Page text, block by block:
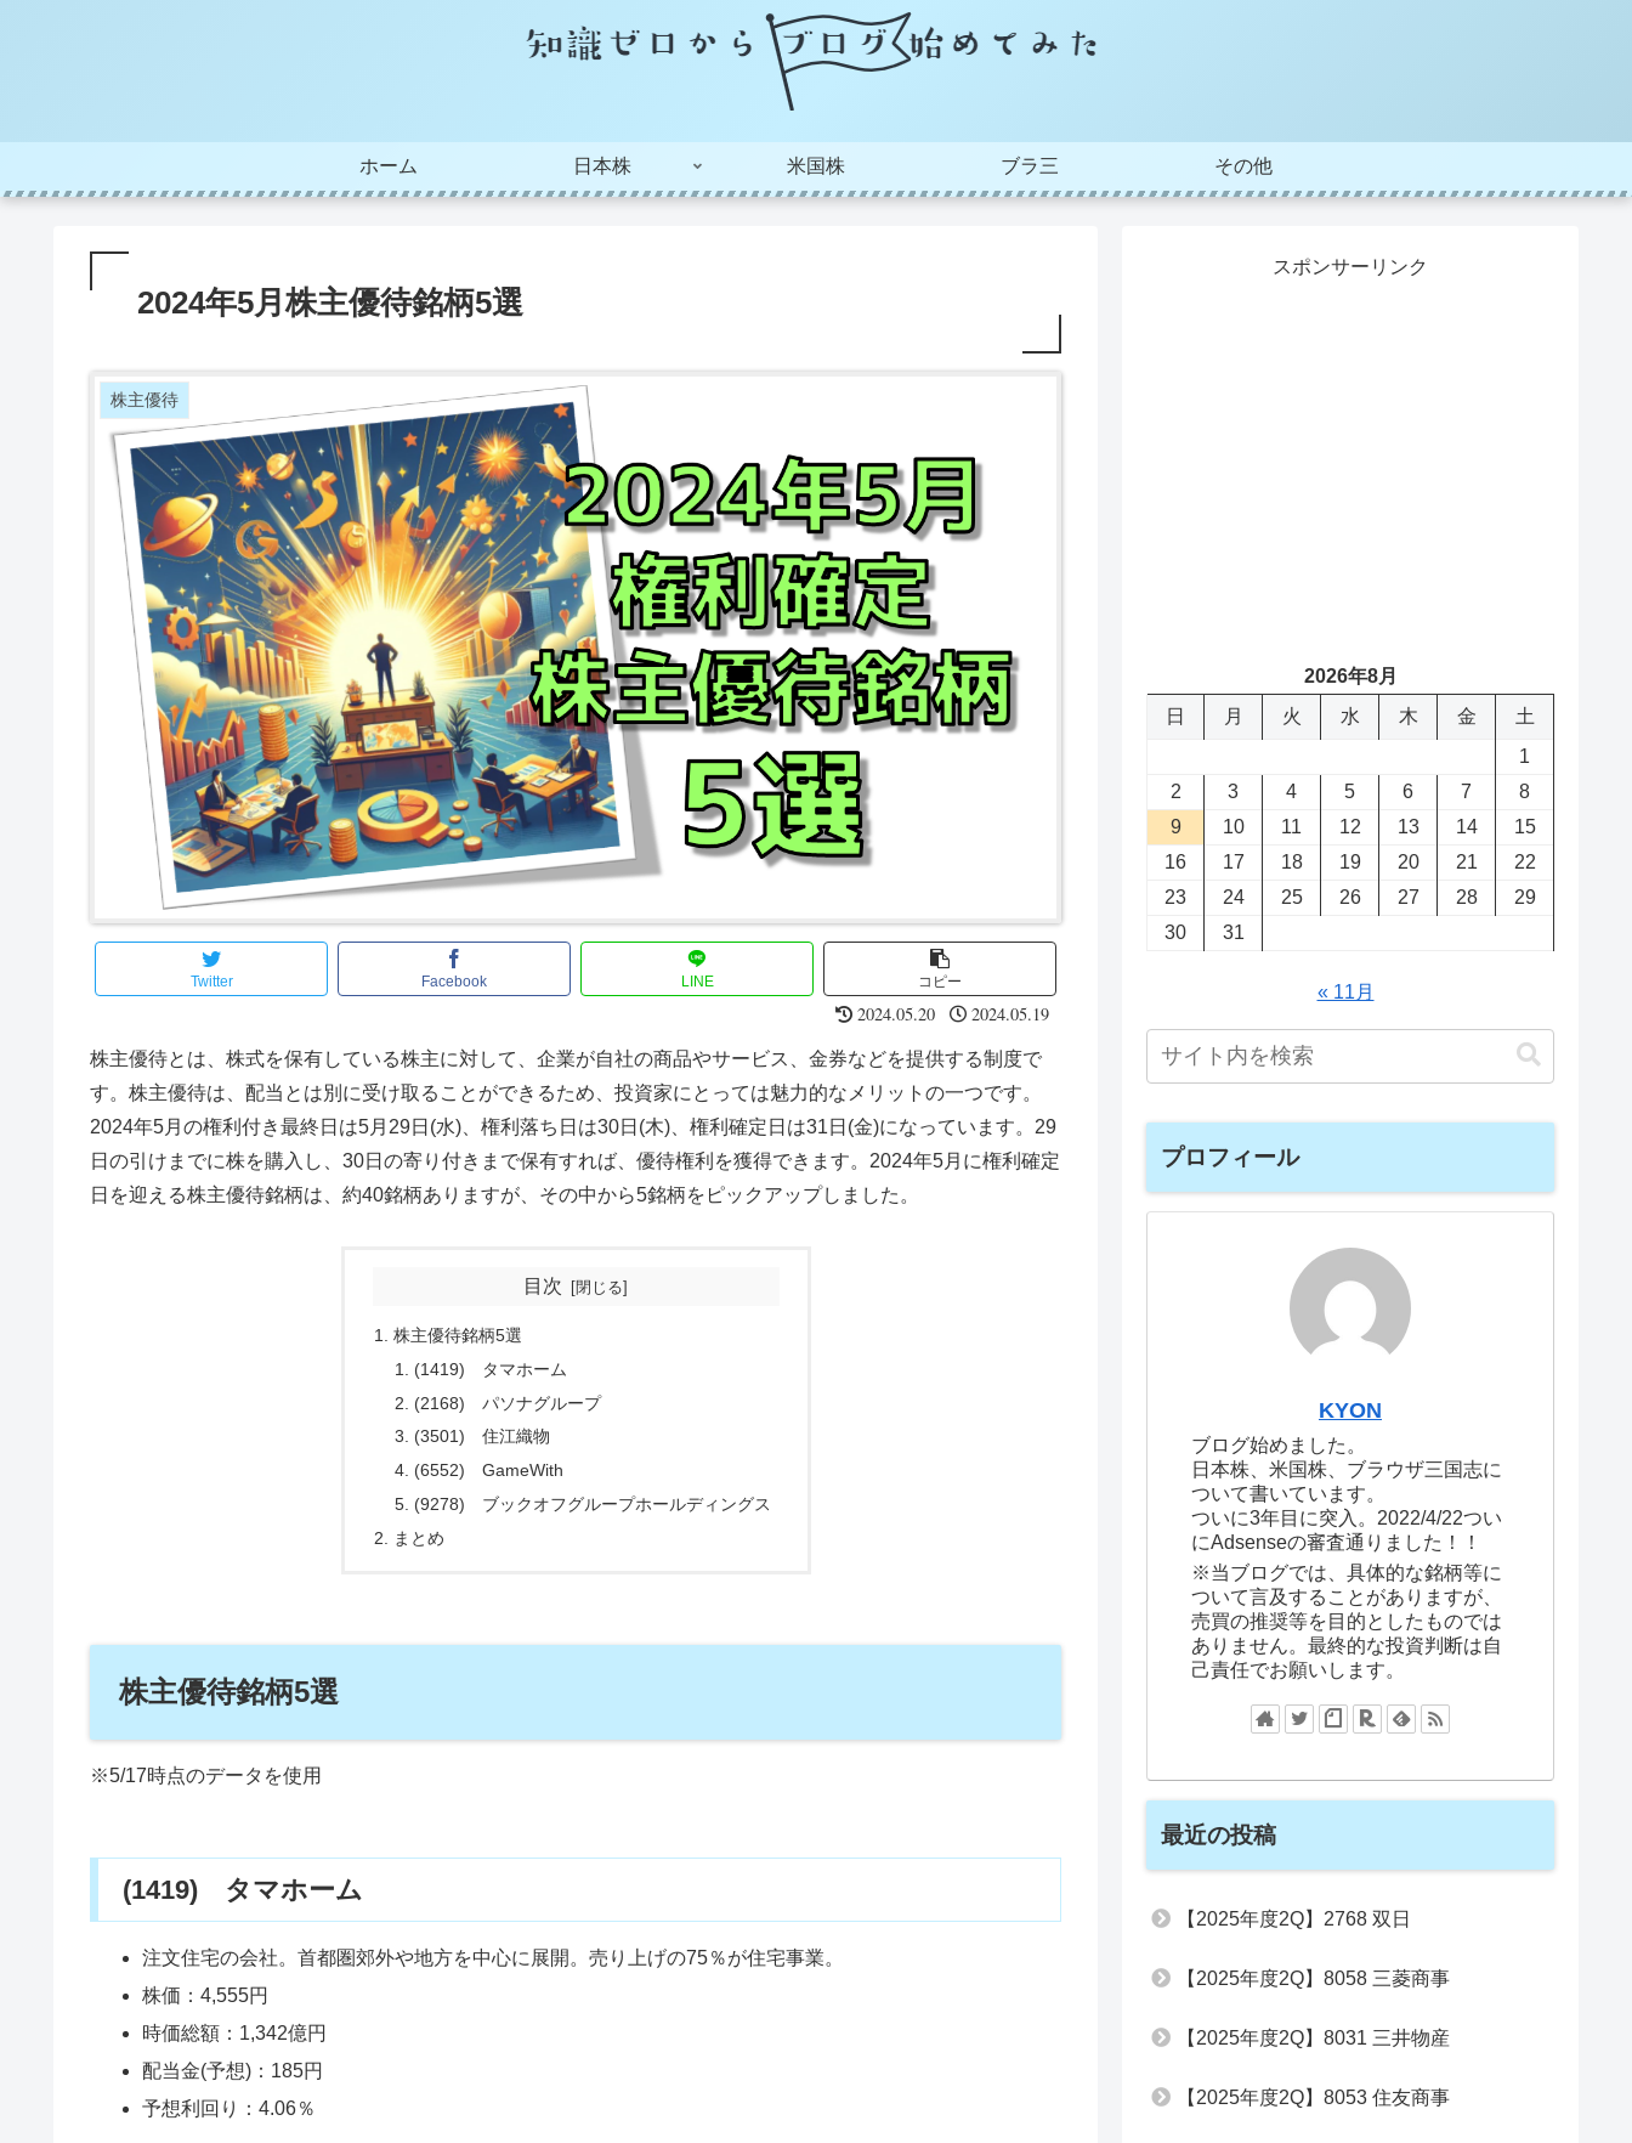
ホーム 日本株 米国株 ブラ三 その他
2024年5月株主優待銘柄5選
株主優待
Twitter Facebook LINE コピー
2024.05.20 2024.05.19
株主優待とは、株式を保有している株主に対して、企業が自社の商品やサービス、金券などを提供する制度で
す。株主優待は、配当とは別に受け取ることができるため、投資家にとっては魅力的なメリットの一つです。
2024年5月の権利付き最終日は5月29日(水)、権利落ち日は30日(木)、権利確定日は31日(金)になっています。29
日の引けまでに株を購入し、30日の寄り付きまで保有すれば、優待権利を獲得できます。2024年5月に権利確定
日を迎える株主優待銘柄は、約40銘柄ありますが、その中から5銘柄をピックアップしました。
目次
株主優待銘柄5選
(1419) タマホーム
(2168) パソナグループ
(3501) 住江織物
(6552) GameWith
(9278) ブックオフグループホールディングス
まとめ
株主優待銘柄5選
※5/17時点のデータを使用
(1419) タマホーム
注文住宅の会社。首都圏郊外や地方を中心に展開。売り上げの75％が住宅事業。
株価：4,555円
時価総額：1,342億円
配当金(予想)：185円
予想利回り：4.06％
スポンサーリンク
2026年8月
日
月 火 水 木 金
土
1
2
3 4 5 6 7
8
9
10 11 12 13 14
15
16
17 18 19 20 21
22
23
24 25 26 27 28
29
30
31
« 11月
プロフィール
KYON
ブログ始めました。
日本株、米国株、ブラウザ三国志に
ついて書いています。
ついに3年目に突入。2022/4/22つい
にAdsenseの審査通りました！！
※当ブログでは、具体的な銘柄等に
ついて言及することがありますが、
売買の推奨等を目的としたものでは
ありません。最終的な投資判断は自
己責任でお願いします。
最近の投稿
【2025年度2Q】2768 双日
【2025年度2Q】8058 三菱商事
【2025年度2Q】8031 三井物産
【2025年度2Q】8053 住友商事